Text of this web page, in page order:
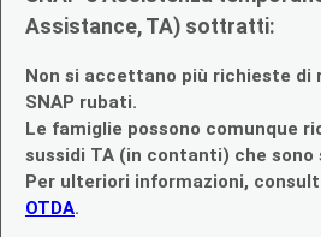
Assistance, TA) sottratti:
Non si accettano più richieste di
SNAP rubati.
Le famiglie possono comunque
sussidi TA (in contanti) che
Per ulteriori informazioni,
OTDA.